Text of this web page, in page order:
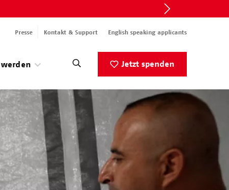
Presse Kontakt & Support English speaking applicants
Jetzt spenden